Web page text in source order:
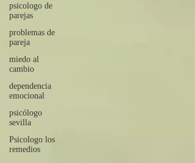
psicologo de
parejas
problemas de
pareja
miedo al
cambio
dependencia
emocional
psicólogo
sevilla
Psicologo los
remedios